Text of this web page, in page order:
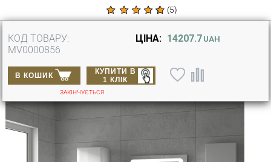
(5)
КОД ТОВАРУ:
MV0000856
ЦІНА: 14207.7 UAH
В КОШИК
КУПИТИ В
1 КЛІК
ЗАКІНЧУЄТЬСЯ